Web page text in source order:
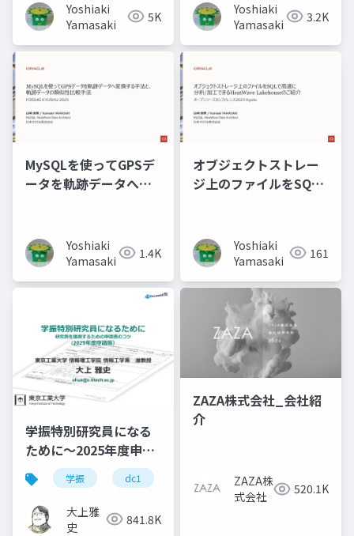
Yoshiaki
Yamasaki
5K
Yoshiaki
Yamasaki
3.2K
MySQLを使ってGPSデ
ータを軌跡データへ変
Yoshiaki
Yamasaki
1.4K
オブジェクトストレー
ジ上のファイルをSQL
Lakehouseのご紹介
Yoshiaki
Yamasaki
161
学振特別研究員になる
ために～2025年度申請
版
学振 dc1 jsps
大上雅
史
841.8K
ZAZA株式会社_会社紹
介
ZAZA株
式会社
520.1K